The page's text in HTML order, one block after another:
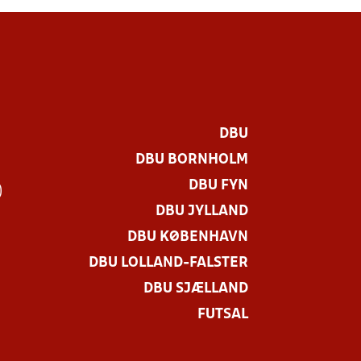
DBU
DBU BORNHOLM
DBU FYN
DBU JYLLAND
DBU KØBENHAVN
DBU LOLLAND-FALSTER
DBU SJÆLLAND
FUTSAL